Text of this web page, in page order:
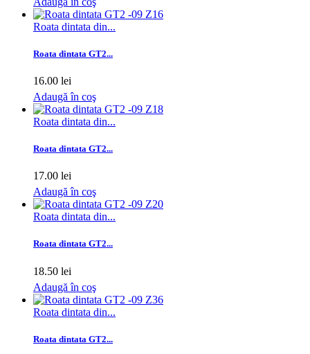
Roata dintata din...
Roata dintata GT2...
16.00 lei
Adaugă în coş
Roata dintata din...
Roata dintata GT2...
17.00 lei
Adaugă în coş
Roata dintata din...
Roata dintata GT2...
18.50 lei
Adaugă în coş
Roata dintata din...
Roata dintata GT2...